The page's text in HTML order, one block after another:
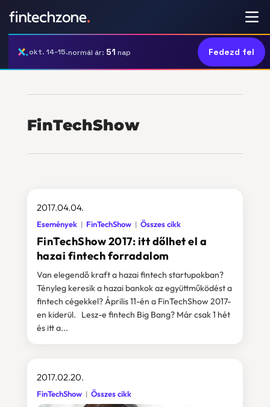
okt. 14-15.normál ár: 51 nap Fedezd fel
FinTechShow
FinTechShow 2017: itt dőlhet el a
hazai fintech forradalom
2017.04.04.
Események FinTechShow Összes cikk
Van elegendő kraft a hazai fintech startupokban?
Tényleg keresik a hazai bankok az együttműködést a
fintech cégekkel? Április 11-én a FinTechShow 2017-
en kiderül. Lesz-e fintech Big Bang? Már csak 1 hét
és itt a...
2017.02.20.
FinTechShow Összes cikk